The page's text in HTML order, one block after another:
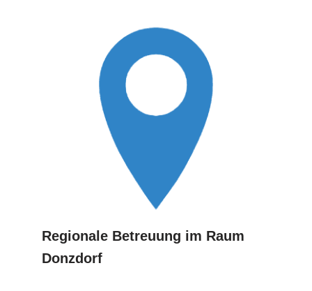
Regionale Betreuung im Raum
Donzdorf